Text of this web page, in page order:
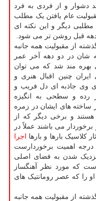
دشوار و از فردی به فرد
عام یافتن یک مطلب
دیگر و این نکته ای
قبل روشن تر می شود.
از مقبولیت همه جانبه
شان در دو دهه آخر عمر
بهره مند شد که می توان
چنین اقبال هنری و
وی جاذبه ای دل فریب و
رده و سطحی به انگیزه
ساخته های ایشان در زمره
و برخی دیگر که از
می باشند عملاً در
کلاسیک بارها و بارها
اجرا
درجه اهمیت برخوردارست
نزدیک شدن به فضای اصلی
که مورد نظر آهنگساز
را که عصر رومانتیک های
از مقبولیت همه جانبه